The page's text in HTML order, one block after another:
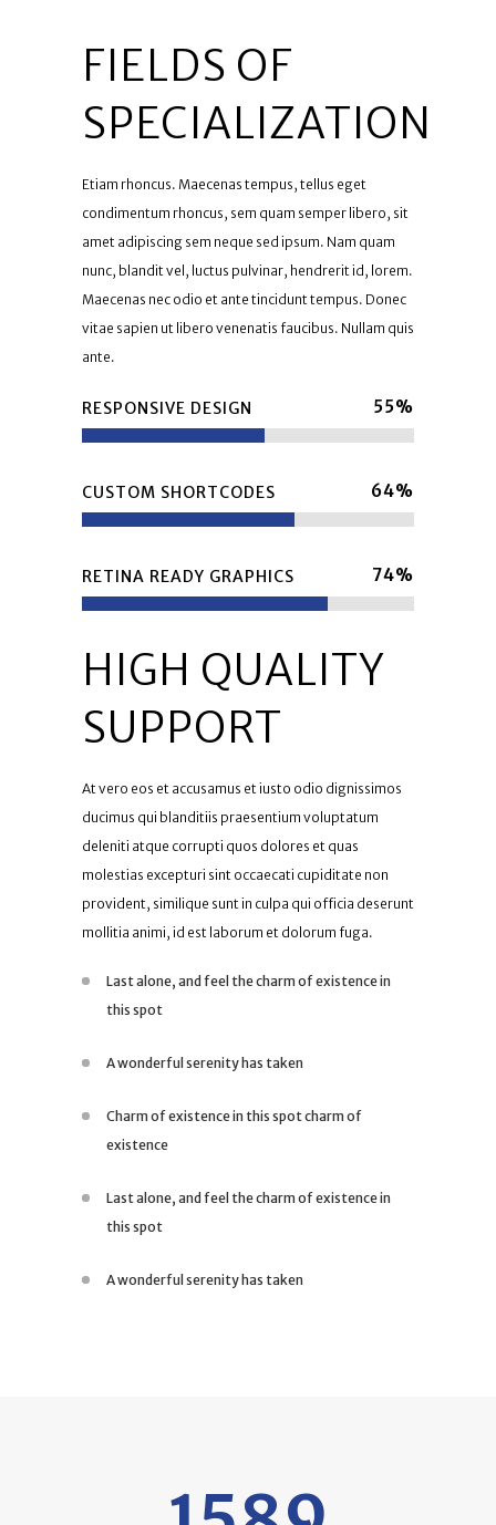
FIELDS OF
SPECIALIZATION
Etiam rhoncus. Maecenas tempus, tellus eget
condimentum rhoncus, sem quam semper libero, sit
amet adipiscing sem neque sed ipsum. Nam quam
nunc, blandit vel, luctus pulvinar, hendrerit id, lorem.
Maecenas nec odio et ante tincidunt tempus. Donec
vitae sapien ut libero venenatis faucibus. Nullam quis
ante.
RESPONSIVE DESIGN 55%
CUSTOM SHORTCODES 64%
RETINA READY GRAPHICS 74%
HIGH QUALITY
SUPPORT
At vero eos et accusamus et iusto odio dignissimos
ducimus qui blanditiis praesentium voluptatum
deleniti atque corrupti quos dolores et quas
molestias excepturi sint occaecati cupiditate non
provident, similique sunt in culpa qui officia deserunt
mollitia animi, id est laborum et dolorum fuga.
Last alone, and feel the charm of existence in
this spot
A wonderful serenity has taken
Charm of existence in this spot charm of
existence
Last alone, and feel the charm of existence in
this spot
A wonderful serenity has taken